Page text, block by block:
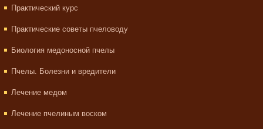
Практический курс
Практические советы пчеловоду
Биология медоносной пчелы
Пчелы. Болезни и вредители
Лечение медом
Лечение пчелиным воском